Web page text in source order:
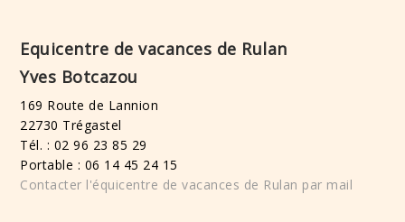
Equicentre de vacances de Rulan
Yves Botcazou
169 Route de Lannion
22730 Trégastel
Tél. : 02 96 23 85 29
Portable : 06 14 45 24 15
Contacter l'équicentre de vacances de Rulan par mail